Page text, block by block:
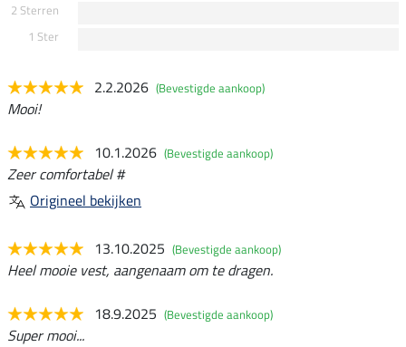
2 Sterren
1 Ster
2.2.2026 (Bevestigde aankoop)
Mooi!
10.1.2026 (Bevestigde aankoop)
Zeer comfortabel #
Origineel bekijken
13.10.2025 (Bevestigde aankoop)
Heel mooie vest, aangenaam om te dragen.
18.9.2025 (Bevestigde aankoop)
Super mooi...